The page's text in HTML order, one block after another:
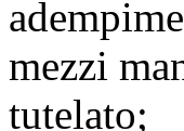
mezzi
tutelato;